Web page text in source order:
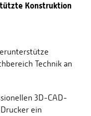
Konstruktion
Technik an
3D-CAD-
ein